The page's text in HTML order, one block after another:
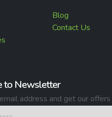
Blog
Contact Us
to Newsletter
address and get our offers